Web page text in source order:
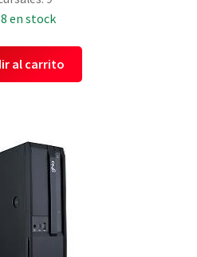
8 en stock
al carrito